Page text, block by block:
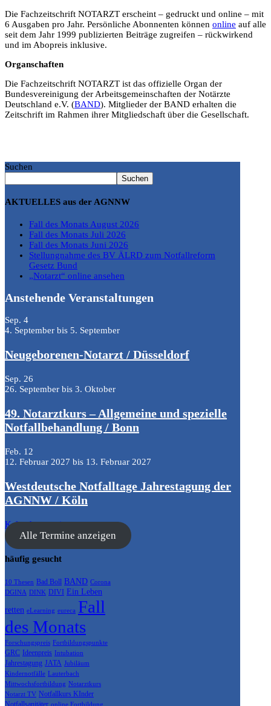
Die Fachzeitschrift NOTARZT erscheint – gedruckt und online – mit
6 Ausgaben pro Jahr. Persönliche Abonnenten können online auf alle
seit dem Jahr 1999 publizierten Beiträge zugreifen – rückwirkend
und im Abopreis inklusive.
Organschaften
Die Fachzeitschrift NOTARZT ist das offizielle Organ der
Bundesvereinigung der Arbeitsgemeinschaften der Notärzte
Deutschland e.V. (BAND). Mitglieder der BAND erhalten die
Zeitschrift im Rahmen ihrer Mitgliedschaft über die Gesellschaft.
Suchen
Suchen
AKTUELLES aus der AGNNW
Fall des Monats August 2026
Fall des Monats Juli 2026
Fall des Monats Juni 2026
Stellungnahme des BV ÄLRD zum Notfallreform
Gesetz Bund
„Notarzt“ online ansehen
Anstehende Veranstaltungen
Sep. 4
4. September bis 5. September
Neugeborenen-Notarzt / Düsseldorf
Sep. 26
26. September bis 3. Oktober
49. Notarztkurs – Allgemeine und spezielle
Notfallbehandlung / Bonn
Feb. 12
12. Februar 2027 bis 13. Februar 2027
Westdeutsche Notfalltage Jahrestagung der
AGNNW / Köln
Kalender anzeigen
Alle Termine anzeigen
häufig gesucht
10 Thesen Bad Boll BAND Corona
DGINA DINK DIVI
Ein Leben
retten eLearning eureca Fall
des Monats
Forschungspreis Fortbildungspunkte
GRC Ideenpreis Intubation
Jahrestagung JATA Jubiläum
Kindernotfälle Lauterbach
Mittwochsfortbildung Notarztkurs
Notarzt TV Notfallkurs KInder
Notfallsanitäter online Fortbildung